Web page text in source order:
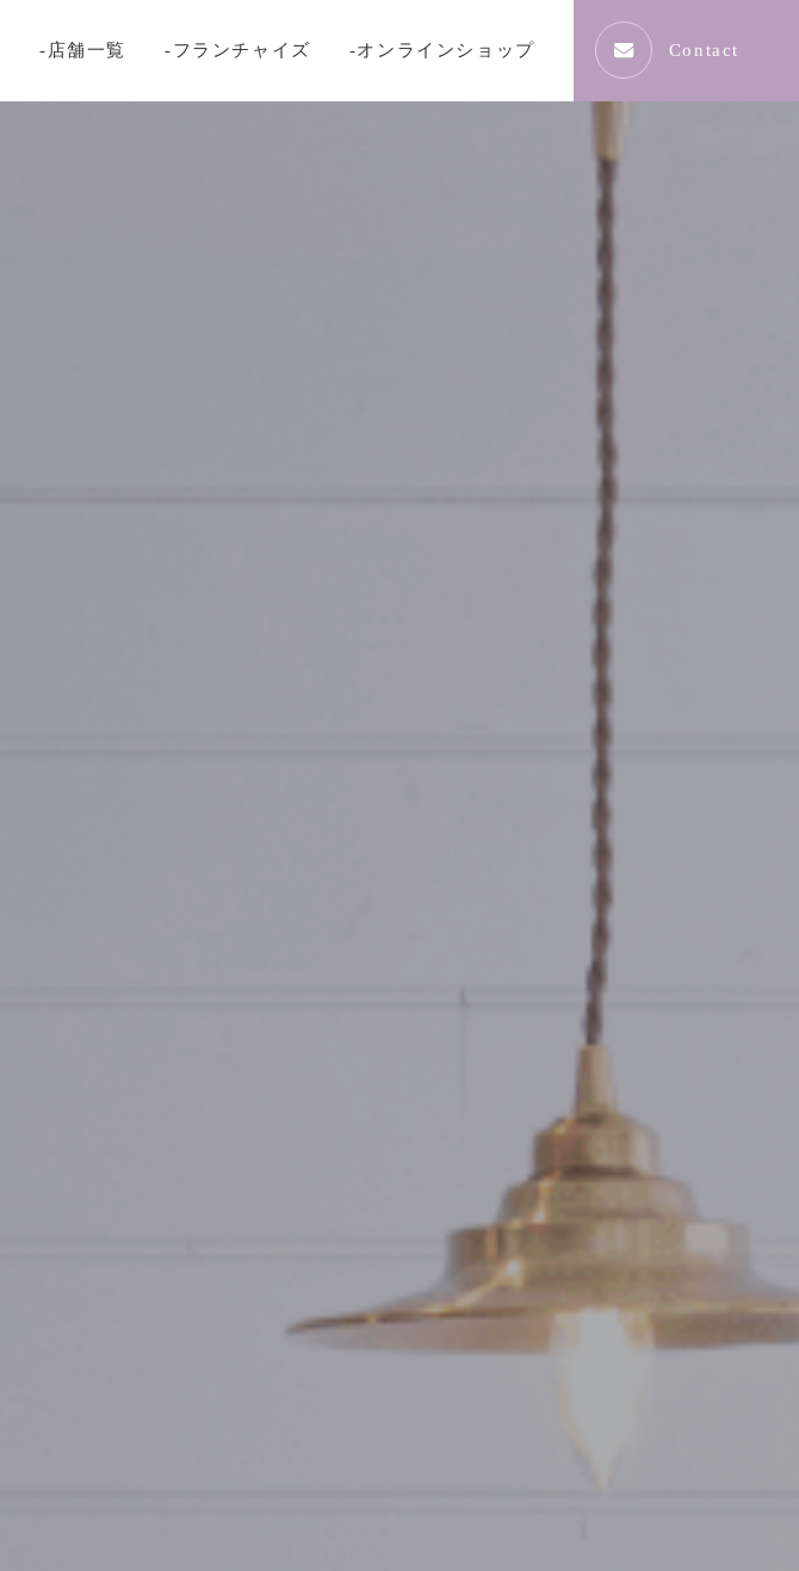
-店舗一覧 -フランチャイズ -オンラインショップ Contact